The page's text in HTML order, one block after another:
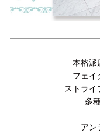
本格派
フェイ
ストライ
多
アン